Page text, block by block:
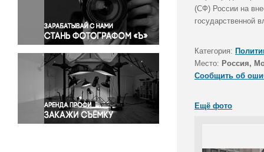
Правосудие
Происшествия и конфликты
Религия
Светская жизнь
Спорт
Экология
Экономика и бизнес
(СФ) России на
государственной
Категория:
Место: Россия,
Сообщить об
Ещё фото